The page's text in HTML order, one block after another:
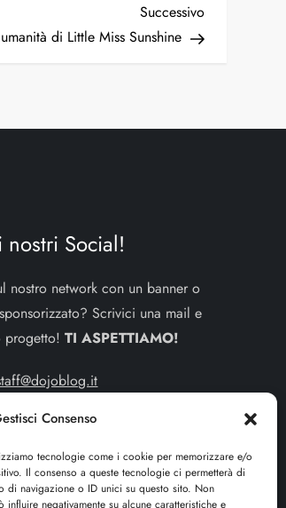
Consenso
tecnologie come i cookie per memorizzare e/o
Il consenso a queste tecnologie ci permetterà di
di navigazione o ID unici su questo sito. Non
negativamente su alcune caratteristiche e
Articolo
successivo
Successivo
umanità di Little Miss Sunshine
nostri Social!
nostro network con un banner o
Scrivici una mail e
progetto!TI ASPETTIAMO!
progetto facente parte del network
della
ReadMore ADV
con
delle Sirene 34 - Roma - P.iva: